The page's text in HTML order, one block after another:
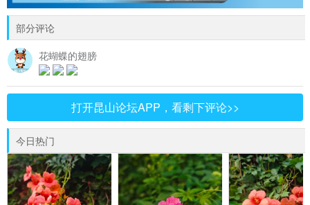
部分评论
花蝴蝶的翅膀
打开昆山论坛APP，看剩下评论>>
今日热门